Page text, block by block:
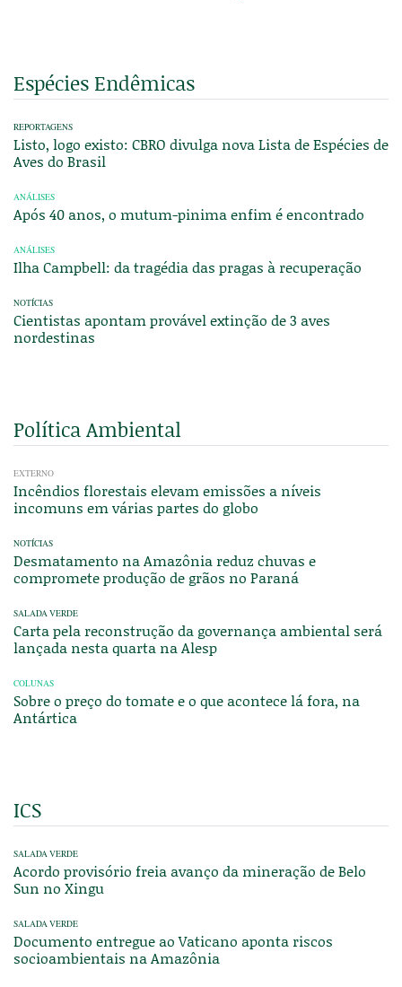
Espécies Endêmicas
REPORTAGENS
Listo, logo existo: CBRO divulga nova Lista de Espécies de
Aves do Brasil
ANÁLISES
Após 40 anos, o mutum-pinima enfim é encontrado
ANÁLISES
Ilha Campbell: da tragédia das pragas à recuperação
NOTÍCIAS
Cientistas apontam provável extinção de 3 aves
nordestinas
Política Ambiental
EXTERNO
Incêndios florestais elevam emissões a níveis
incomuns em várias partes do globo
NOTÍCIAS
Desmatamento na Amazônia reduz chuvas e
compromete produção de grãos no Paraná
SALADA VERDE
Carta pela reconstrução da governança ambiental será
lançada nesta quarta na Alesp
COLUNAS
Sobre o preço do tomate e o que acontece lá fora, na
Antártica
ICS
SALADA VERDE
Acordo provisório freia avanço da mineração de Belo
Sun no Xingu
SALADA VERDE
Documento entregue ao Vaticano aponta riscos
socioambientais na Amazônia